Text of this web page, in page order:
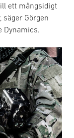
ett mångsidigt
Görgen
Dynamics.